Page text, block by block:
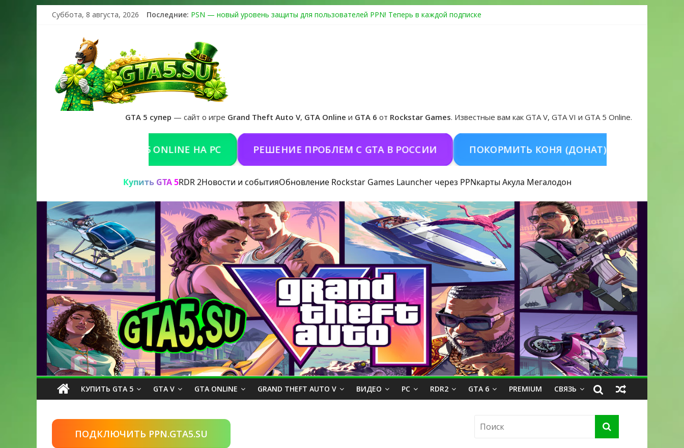
Суббота, 8 августа, 2026 Последние: PSN — новый уровень защиты для пользователей PPN! Теперь в каждой подписке
Получайте особые награды в GTA Online по программе Fine Art Collector
GTA 6 официальная обложка игры и Предзаказ Grand Theft Auto VI
GTA 5 супер — сайт о игре Grand Theft Auto V, GTA Online и GTA 6 от Rockstar Games. Известные вам как GTA V, GTA VI и GTA 5 Online.
КУПИТЬ GTA 5 ONLINE НА PC РЕШЕНИЕ ПРОБЛЕМ С GTA В РОССИИ ПОКОРМИТЬ КОНЯ (ДОНАТ) КУПИТЬ GTA 5
Купить GTA 5RDR 2Новости и событияОбновление Rockstar Games Launcher через PPNкарты Акула Мегалодон
КУПИТЬ GTA 5 GTA V GTA ONLINE GRAND THEFT AUTO V ВИДЕО PC RDR2 GTA 6 PREMIUM СВЯЗЬ
ПОДКЛЮЧИТЬ PPN.GTA5.SU